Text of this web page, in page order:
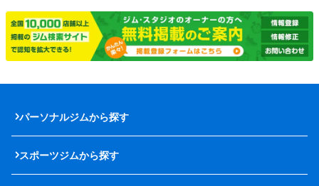
パーソナルジムから探す
スポーツジムから探す